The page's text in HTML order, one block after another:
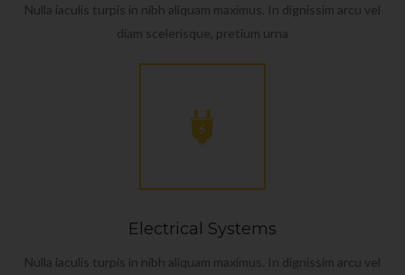
Nulla iaculis turpis in nibh aliquam maximus. In dignissim arcu vel
diam scelerisque, pretium urna
Electrical Systems
Nulla iaculis turpis in nibh aliquam maximus. In dignissim arcu vel